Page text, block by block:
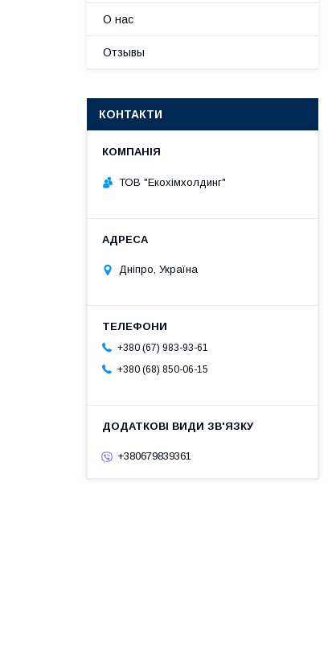
О нас
Отзывы
КОНТАКТИ
ТОВ "Екохімхолдинг"
Дніпро, Україна
+380 (67) 983-93-61
+380 (68) 850-06-15
+380679839361